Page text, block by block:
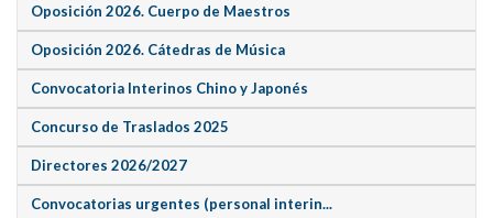
Oposición 2026. Cuerpo de Maestros
Oposición 2026. Cátedras de Música
Convocatoria Interinos Chino y Japonés
Concurso de Traslados 2025
Directores 2026/2027
Convocatorias urgentes (personal interin...